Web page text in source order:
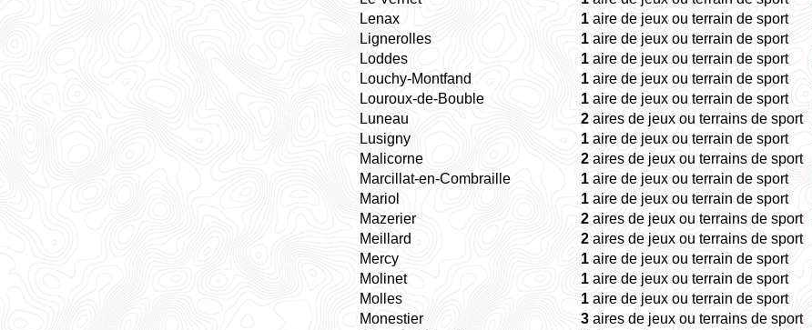
Lenax
1aire de jeux ou terrain de sport
Lignerolles
1aire de jeux ou terrain de sport
Loddes
1aire de jeux ou terrain de sport
Louchy-Montfand
1aire de jeux ou terrain de sport
Louroux-de-Bouble
1aire de jeux ou terrain de sport
Luneau
2aires de jeux ou terrains de sport
Lusigny
1aire de jeux ou terrain de sport
Malicorne
2aires de jeux ou terrains de sport
Marcillat-en-Combraille
1aire de jeux ou terrain de sport
Mariol
1aire de jeux ou terrain de sport
Mazerier
2aires de jeux ou terrains de sport
Meillard
2aires de jeux ou terrains de sport
Mercy
1aire de jeux ou terrain de sport
Molinet
1aire de jeux ou terrain de sport
Molles
1aire de jeux ou terrain de sport
Monestier
3aires de jeux ou terrains de sport